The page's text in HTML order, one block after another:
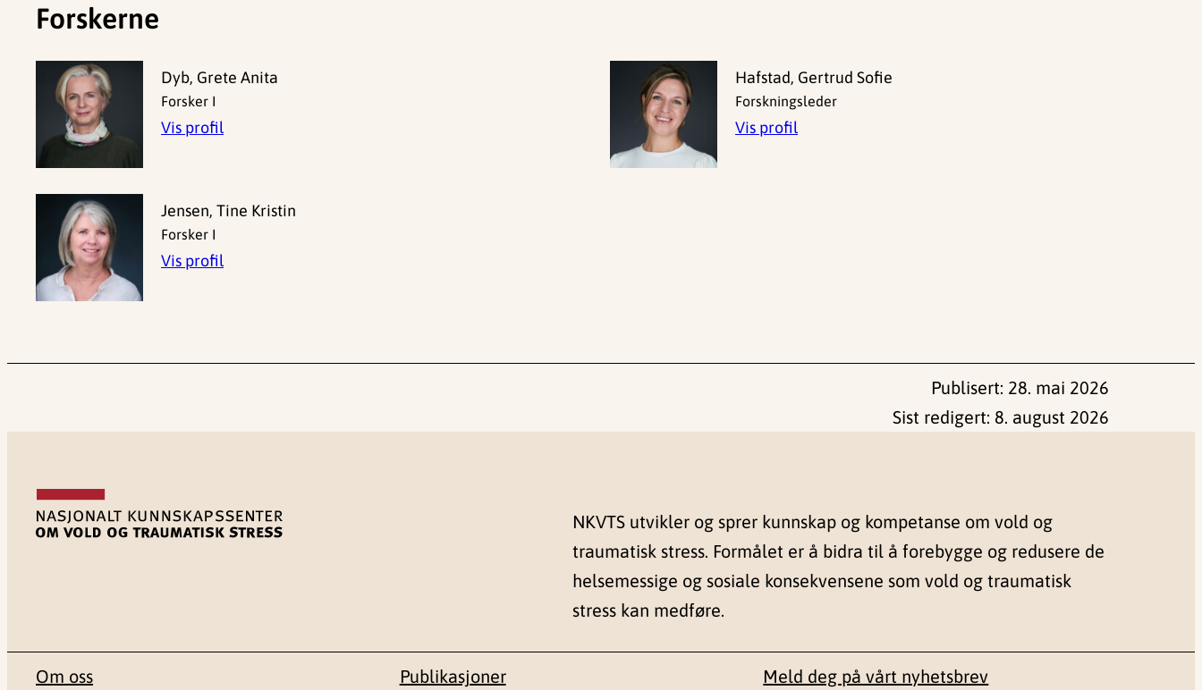
Forskerne
Dyb, Grete Anita
Forsker I
Vis profil
Hafstad, Gertrud Sofie
Forskningsleder
Vis profil
Jensen, Tine Kristin
Forsker I
Vis profil
Publisert: 28. mai 2026
Sist redigert: 8. august 2026
NKVTS utvikler og sprer kunnskap og kompetanse om vold og
traumatisk stress. Formålet er å bidra til å forebygge og redusere de
helsemessige og sosiale konsekvensene som vold og traumatisk
stress kan medføre.
Om oss Publikasjoner Meld deg på vårt nyhetsbrev